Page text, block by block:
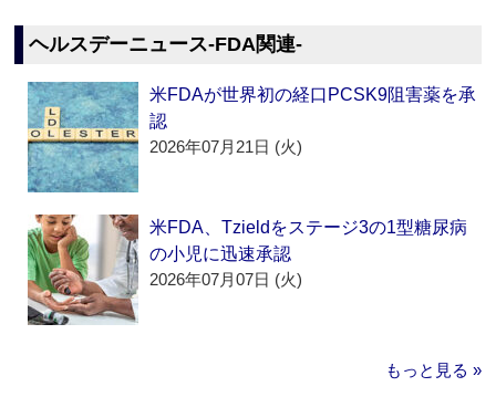
ヘルスデーニュース‐FDA関連‐
米FDAが世界初の経口PCSK9阻害薬を承
認
2026年07月21日 (火)
米FDA、Tzieldをステージ3の1型糖尿病
の小児に迅速承認
2026年07月07日 (火)
もっと見る »